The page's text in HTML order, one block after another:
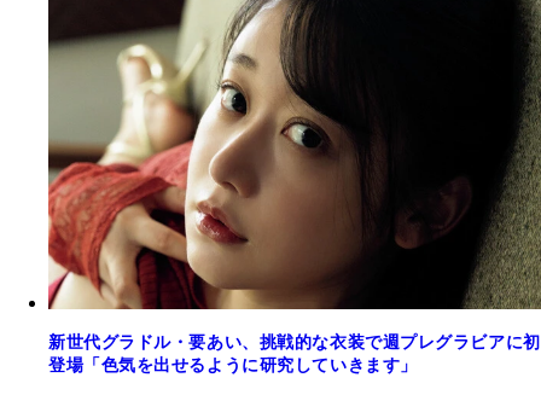
新世代グラドル・要あい、挑戦的な衣装で週プレグラビアに初
登場「色気を出せるように研究していきます」